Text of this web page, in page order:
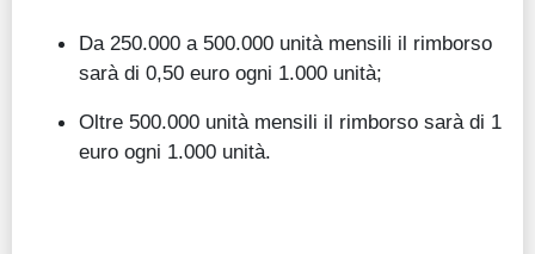
Da 250.000 a 500.000 unità mensili il rimborso
sarà di 0,50 euro ogni 1.000 unità;
Oltre 500.000 unità mensili il rimborso sarà di 1
euro ogni 1.000 unità.